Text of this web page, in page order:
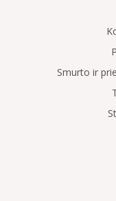
Smurto ir